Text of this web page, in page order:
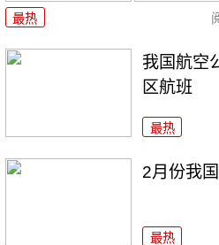
最热
我国航空
区航班
最热
2月份我
最热